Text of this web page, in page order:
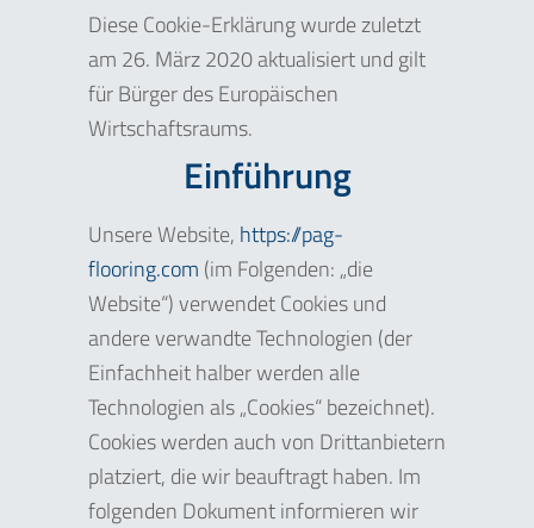
Diese Cookie-Erklärung wurde zuletzt
am 26. März 2020 aktualisiert und gilt
für Bürger des Europäischen
Wirtschaftsraums.
Einführung
Unsere Website, https://pag-
flooring.com (im Folgenden: „die
Website“) verwendet Cookies und
andere verwandte Technologien (der
Einfachheit halber werden alle
Technologien als „Cookies“ bezeichnet).
Cookies werden auch von Drittanbietern
platziert, die wir beauftragt haben. Im
folgenden Dokument informieren wir